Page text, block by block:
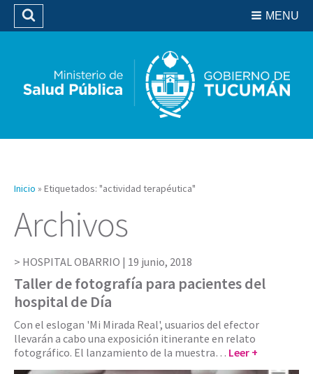
Biblioteca
MENU
Buscar
Inicio » Etiquetados: "actividad terapéutica"
Archivos
HOSPITAL OBARRIO | 19 junio, 2018
Taller de fotografía para pacientes del
hospital de Día
Con el eslogan 'Mi Mirada Real', usuarios del efector
llevarán a cabo una exposición itinerante en relato
fotográfico. El lanzamiento de la muestra… Leer +